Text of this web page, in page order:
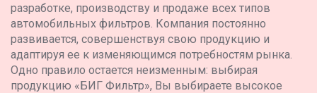
разработке, производству и продаже всех типов
автомобильных фильтров. Компания постоянно
развивается, совершенствуя свою продукцию и
адаптируя ее к изменяющимся потребностям рынка.
Одно правило остается неизменным: выбирая
продукцию «БИГ Фильтр», Вы выбираете высокое